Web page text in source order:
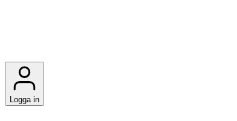
Logga in